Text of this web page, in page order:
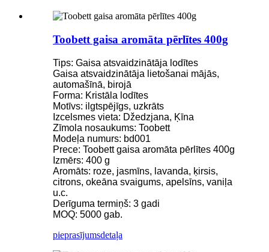
Toobett gaisa aromāta pērlītes 400g
Tips: Gaisa atsvaidzinātāja lodītes
Gaisa atsvaidzinātāja lietošanai mājās,
automašīnā, birojā
Forma: Kristāla lodītes
Motīvs: ilgtspējīgs, uzkrāts
Izcelsmes vieta: Džedzjana, Ķīna
Zīmola nosaukums: Toobett
Modeļa numurs: bd001
Prece: Toobett gaisa aromāta pērlītes 400g
Izmērs: 400 g
Aromāts: roze, jasmīns, lavanda, ķirsis,
citrons, okeāna svaigums, apelsīns, vaniļa
u.c.
Derīguma termiņš: 3 gadi
MOQ: 5000 gab.
pieprasījumsdetaļa